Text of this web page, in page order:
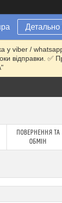
Детально
у viber /
ПОВЕРНЕННЯ ТА
ОБМІН